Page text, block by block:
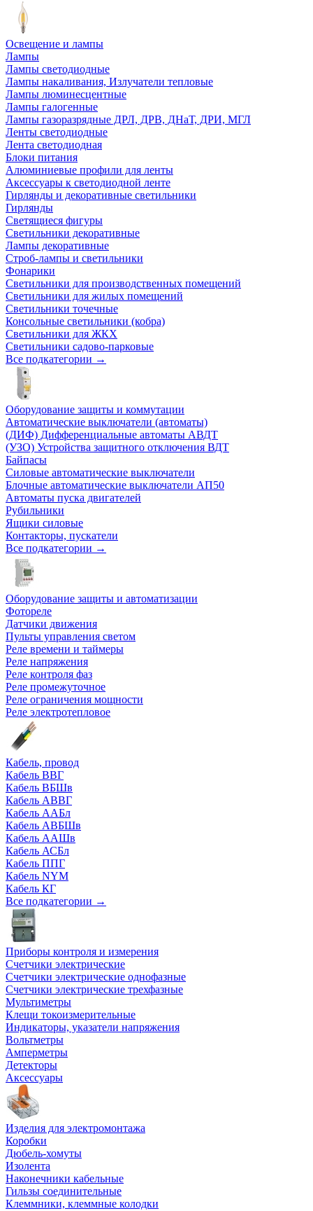
Освещение и лампы
Лампы
Лампы светодиодные
Лампы накаливания, Излучатели тепловые
Лампы люминесцентные
Лампы галогенные
Лампы газоразрядные ДРЛ, ДРВ, ДНаТ, ДРИ, МГЛ
Ленты светодиодные
Лента светодиодная
Блоки питания
Алюминиевые профили для ленты
Аксессуары к светодиодной ленте
Гирлянды и декоративные светильники
Гирлянды
Светящиеся фигуры
Светильники декоративные
Лампы декоративные
Строб-лампы и светильники
Фонарики
Светильники для производственных помещений
Светильники для жилых помещений
Светильники точечные
Консольные светильники (кобра)
Светильники для ЖКХ
Светильники садово-парковые
Все подкатегории →
Оборудование защиты и коммутации
Автоматические выключатели (автоматы)
(ДИФ) Дифференциальные автоматы АВДТ
(УЗО) Устройства защитного отключения ВДТ
Байпасы
Силовые автоматические выключатели
Блочные автоматические выключатели АП50
Автоматы пуска двигателей
Рубильники
Ящики силовые
Контакторы, пускатели
Все подкатегории →
Оборудование защиты и автоматизации
Фотореле
Датчики движения
Пульты управления светом
Реле времени и таймеры
Реле напряжения
Реле контроля фаз
Реле промежуточное
Реле ограничения мощности
Реле электротепловое
Кабель, провод
Кабель ВВГ
Кабель ВБШв
Кабель АВВГ
Кабель ААБл
Кабель АВБШв
Кабель ААШв
Кабель АСБл
Кабель ППГ
Кабель NYM
Кабель КГ
Все подкатегории →
Приборы контроля и измерения
Счетчики электрические
Счетчики электрические однофазные
Счетчики электрические трехфазные
Мультиметры
Клещи токоизмерительные
Индикаторы, указатели напряжения
Вольтметры
Амперметры
Детекторы
Аксессуары
Изделия для электромонтажа
Коробки
Дюбель-хомуты
Изолента
Наконечники кабельные
Гильзы соединительные
Клеммники, клеммные колодки